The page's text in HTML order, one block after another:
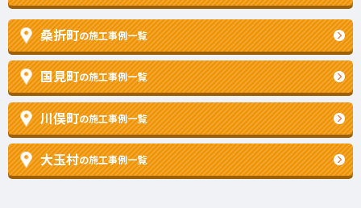
桑折町の施工事例一覧
国見町の施工事例一覧
川俣町の施工事例一覧
大玉村の施工事例一覧